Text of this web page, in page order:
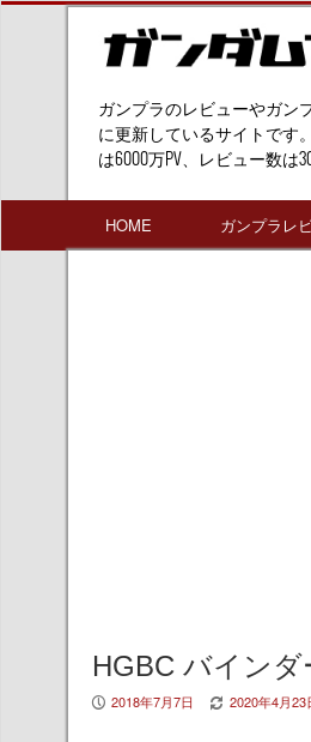
ガンプラのレビューやガン
に更新しているサイトです
は6000万PV、レビュー数は
HOME ガンプラレ
HGBC バイン
P 2018年7月7日 V 2020年4月23